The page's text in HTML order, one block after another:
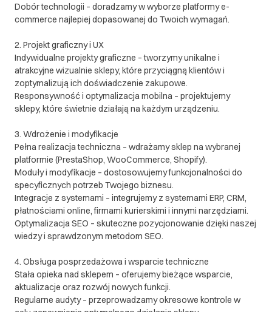
Dobór technologii – doradzamy w wyborze platformy e-
commerce najlepiej dopasowanej do Twoich wymagań.
2. Projekt graficzny i UX
Indywidualne projekty graficzne – tworzymy unikalne i
atrakcyjne wizualnie sklepy, które przyciągną klientów i
zoptymalizują ich doświadczenie zakupowe.
Responsywność i optymalizacja mobilna – projektujemy
sklepy, które świetnie działają na każdym urządzeniu.
3. Wdrożenie i modyfikacje
Pełna realizacja techniczna – wdrażamy sklep na wybranej
platformie (PrestaShop, WooCommerce, Shopify).
Moduły i modyfikacje – dostosowujemy funkcjonalności do
specyficznych potrzeb Twojego biznesu.
Integracje z systemami – integrujemy z systemami ERP, CRM,
płatnościami online, firmami kurierskimi i innymi narzędziami.
Optymalizacja SEO – skuteczne pozycjonowanie dzięki naszej
wiedzy i sprawdzonym metodom SEO.
4. Obsługa posprzedażowa i wsparcie techniczne
Stała opieka nad sklepem – oferujemy bieżące wsparcie,
aktualizacje oraz rozwój nowych funkcji.
Regularne audyty – przeprowadzamy okresowe kontrole w